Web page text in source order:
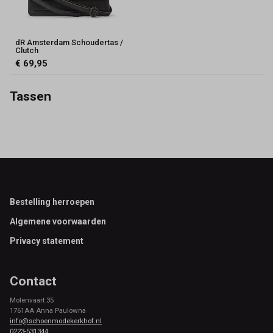
dR Amsterdam Schoudertas /
Clutch
€ 69,95
Tassen
Footer
Bestelling herroepen
Algemene voorwaarden
Privacy statement
Contact
Molenvaart 35
1761AA Anna Paulowna
info@schoenmodekerkhof.nl
0223-531344